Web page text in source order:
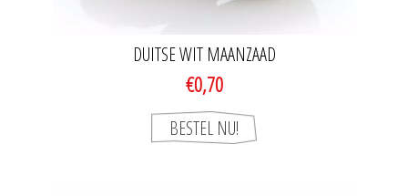
DUITSE WIT MAANZAAD
€0,70